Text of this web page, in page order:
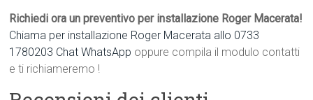
Richiedi ora un preventivo per installazione Roger Macerata!
Chiama per installazione Roger Macerata allo 0733
1780203 Chat WhatsApp oppure compila il modulo contatti
e ti richiameremo !